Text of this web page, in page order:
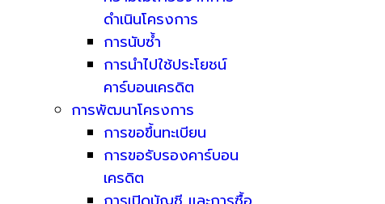
ดำเนินโครงการ
การนับซ้ำ
การนำไปใช้ประโยชน์
คาร์บอนเครดิต
การพัฒนาโครงการ
การขอขึ้นทะเบียน
การขอรับรองคาร์บอน
เครดิต